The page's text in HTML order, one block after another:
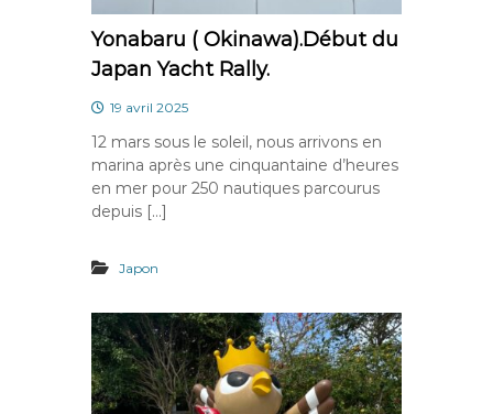
Yonabaru ( Okinawa).Début du
Japan Yacht Rally.
19 avril 2025
12 mars sous le soleil, nous arrivons en
marina après une cinquantaine d’heures
en mer pour 250 nautiques parcourus
depuis […]
Japon